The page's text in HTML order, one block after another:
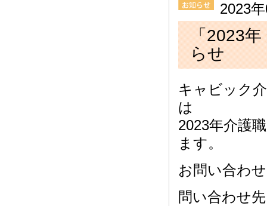
2023
「2023年
らせ
キャビック
は
2023年介護
ます。
お問い合わ
問い合わせ先